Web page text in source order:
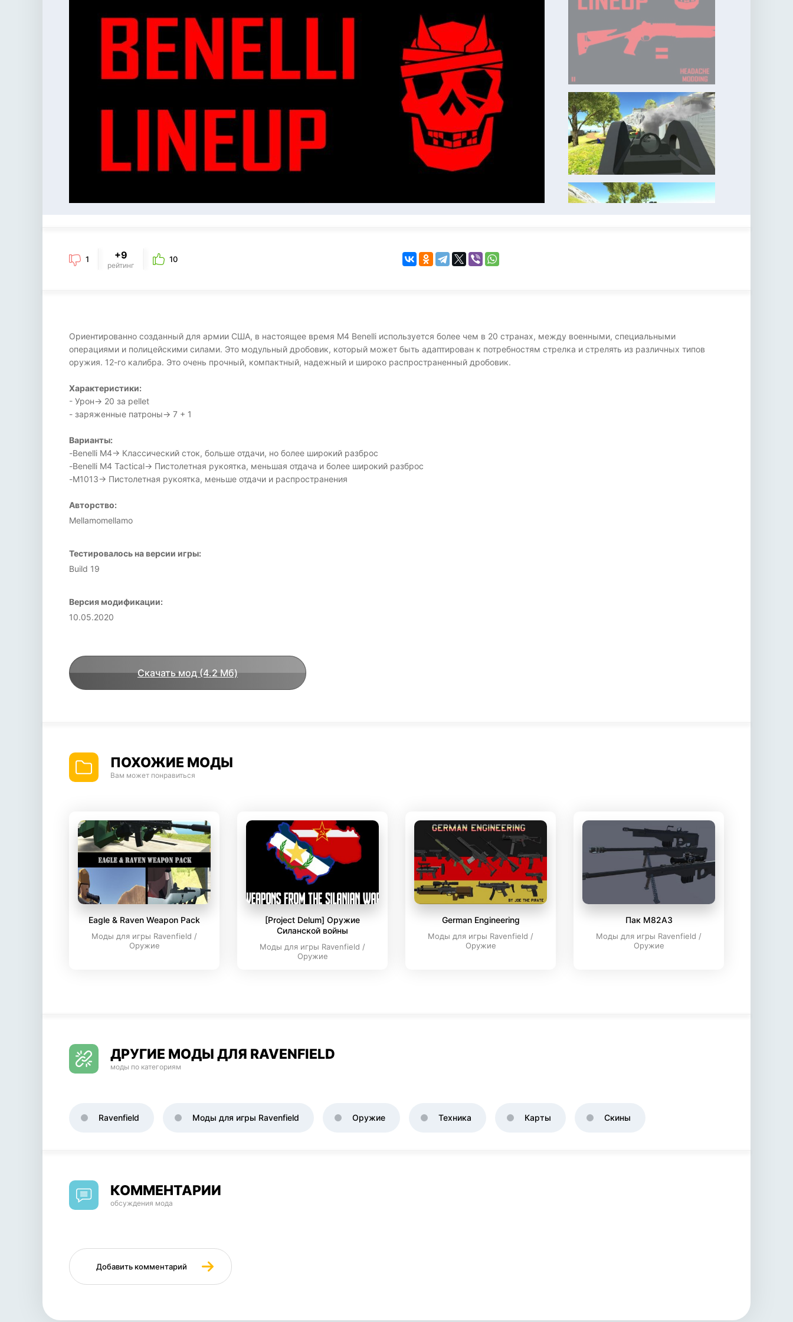
KENSHI
экшн
1 +9
рейтинг
10
Ориентированно созданный для армии США, в настоящее время M4 Benelli используется более чем в 20 странах, между военными, специальными
операциями и полицейскими силами. Это модульный дробовик, который может быть адаптирован к потребностям стрелка и стрелять из различных типов
оружия. 12-го калибра. Это очень прочный, компактный, надежный и широко распространенный дробовик.
Характеристики:
- Урон-> 20 за pellet
- заряженные патроны-> 7 + 1
Варианты:
-Benelli M4-> Классический сток, больше отдачи, но более широкий разброс
-Benelli M4 Tactical-> Пистолетная рукоятка, меньшая отдача и более широкий разброс
-M1013-> Пистолетная рукоятка, меньше отдачи и распространения
Авторство:
Mellamomellamo
Тестировалось на версии игры:
Build 19
Версия модификации:
10.05.2020
Скачать мод (4.2 Мб)
ПОХОЖИЕ МОДЫ
Вам может понравиться
Eagle & Raven Weapon Pack
Моды для игры Ravenfield /
Оружие
[Project Delum] Оружие
Силанской войны
Моды для игры Ravenfield /
Оружие
German Engineering
Моды для игры Ravenfield /
Оружие
Пак M82A3
Моды для игры Ravenfield /
Оружие
ДРУГИЕ МОДЫ ДЛЯ RAVENFIELD
моды по категориям
Ravenfield Моды для игры Ravenfield Оружие Техника Карты Скины
КОММЕНТАРИИ
обсуждения мода
Добавить комментарий